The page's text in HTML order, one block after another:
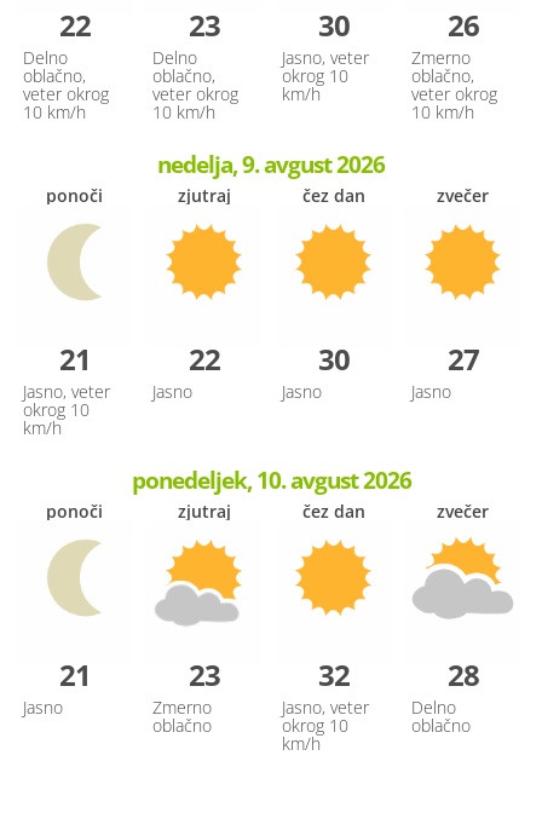
22
Delno
oblačno,
veter okrog
10 km/h
23
Delno
oblačno,
veter okrog
10 km/h
30
Jasno, veter
okrog 10
km/h
26
Zmerno
oblačno,
veter okrog
10 km/h
nedelja, 9. avgust 2026
ponoči
21
Jasno, veter
okrog 10
km/h
zjutraj
22
Jasno
čez dan
30
Jasno
zvečer
27
Jasno
ponedeljek, 10. avgust 2026
ponoči
21
Jasno
zjutraj
23
Zmerno
oblačno
čez dan
32
Jasno, veter
okrog 10
km/h
zvečer
28
Delno
oblačno